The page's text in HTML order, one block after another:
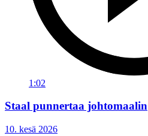
1:02
Staal punnertaa johtomaalin
10. kesä 2026